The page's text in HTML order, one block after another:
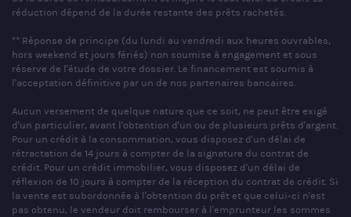
réduction dépend de la durée restante des prêts rachetés.
** Réponse de principe (du lundi au vendredi aux heures ouvrables,
hors weekend et jours fériés) non soumise à engagement et sous
réserve de l'étude de votre dossier. Le financement est soumis à
l'acceptation définitive par un de nos partenaires bancaires.
Aucun versement de quelque nature que ce soit, ne peut être exigé
d'un particulier, avant l'obtention d'un ou de plusieurs prêts d'argent.
Pour un crédit à la consommation, vous disposez d'un délai de
rétractation de 14 jours à compter de la signature du contrat de
crédit. Pour un crédit immobilier, vous disposez d'un délai de
réflexion de 10 jours à compter de la réception du contrat de crédit. Si
la vente est subordonnée à l'obtention du prêt et que celui-ci n'est
pas obtenu, le vendeur doit rembourser à l'emprunteur les sommes